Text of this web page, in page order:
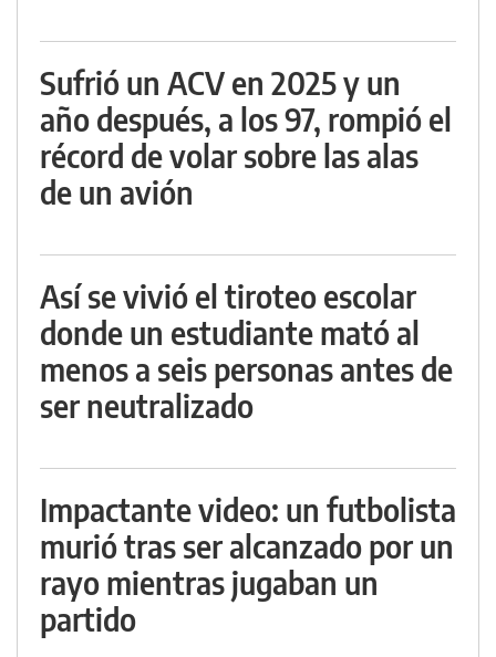
Sufrió un ACV en 2025 y un
año después, a los 97, rompió el
récord de volar sobre las alas
de un avión
Así se vivió el tiroteo escolar
donde un estudiante mató al
menos a seis personas antes de
ser neutralizado
Impactante video: un futbolista
murió tras ser alcanzado por un
rayo mientras jugaban un
partido